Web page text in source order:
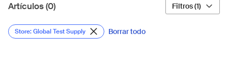
Artículos (0) Filtros (1)
Store: Global Test Supply Borrar todo